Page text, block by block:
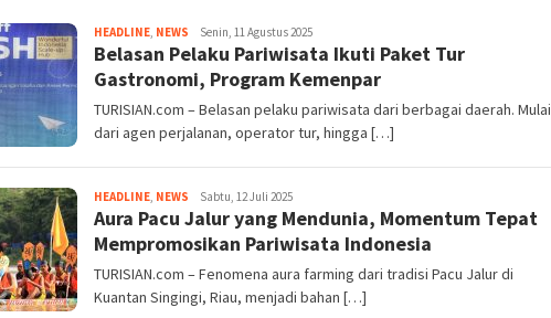
HEADLINE, NEWS Tim
Redaksi
Senin, 11 Agustus 2025
Belasan Pelaku Pariwisata Ikuti Paket Tur
Gastronomi, Program Kemenpar
TURISIAN.com – Belasan pelaku pariwisata dari berbagai daerah. Mulai
dari agen perjalanan, operator tur, hingga […]
HEADLINE, NEWS Tim
Redaksi
Sabtu, 12 Juli 2025
Aura Pacu Jalur yang Mendunia, Momentum Tepat
Mempromosikan Pariwisata Indonesia
TURISIAN.com – Fenomena aura farming dari tradisi Pacu Jalur di
Kuantan Singingi, Riau, menjadi bahan […]